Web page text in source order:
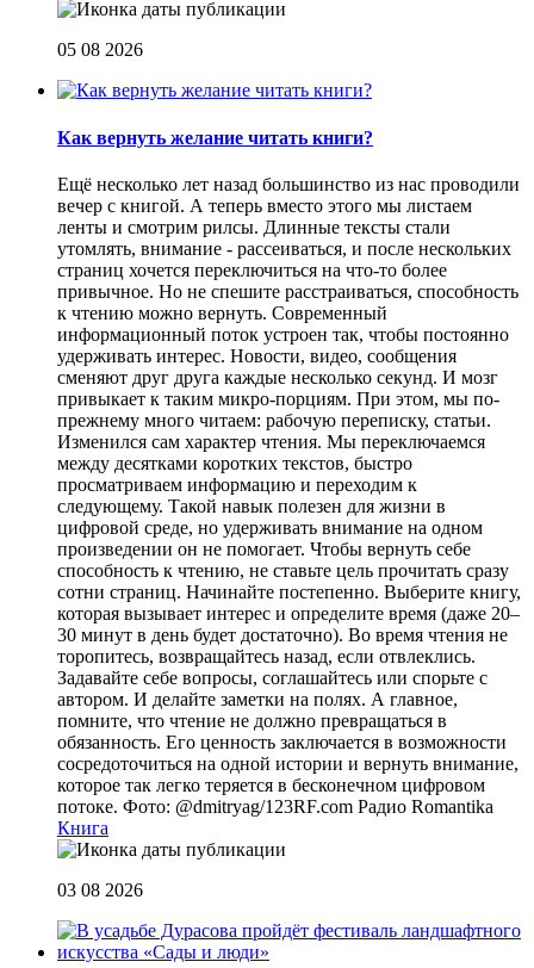
05 08 2026
Как вернуть желание читать книги?
Eщё несколько лет назад большинство из нас проводили
вечер с книгой. А теперь вместо этого мы листаем
ленты и смотрим рилсы. Длинные тексты стали
утомлять, внимание - рассеиваться, и после нескольких
страниц хочется переключиться на что-то более
привычное. Но не спешите расстраиваться, способность
к чтению можно вернуть. Современный
информационный поток устроен так, чтобы постоянно
удерживать интерес. Новости, видео, сообщения
сменяют друг друга каждые несколько секунд. И мозг
привыкает к таким микро-порциям. При этом, мы по-
прежнему много читаем: рабочую переписку, статьи.
Изменился сам характер чтения. Мы переключаемся
между десятками коротких текстов, быстро
просматриваем информацию и переходим к
следующему. Такой навык полезен для жизни в
цифровой среде, но удерживать внимание на одном
произведении он не помогает. Чтобы вернуть себе
способность к чтению, не ставьте цель прочитать сразу
сотни страниц. Начинайте постепенно. Выберите книгу,
которая вызывает интерес и определите время (даже 20–
30 минут в день будет достаточно). Во время чтения не
торопитесь, возвращайтесь назад, если отвлеклись.
Задавайте себе вопросы, соглашайтесь или спорьте с
автором. И делайте заметки на полях. А главное,
помните, что чтение не должно превращаться в
обязанность. Его ценность заключается в возможности
сосредоточиться на одной истории и вернуть внимание,
которое так легко теряется в бесконечном цифровом
потоке. Фото: @dmitryag/123RF.com Радио Romantika
Книга
03 08 2026